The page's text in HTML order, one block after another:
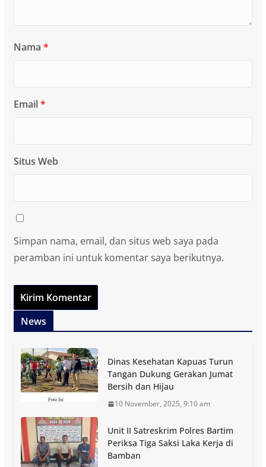
Nama *
Email*
Situs Web
Simpan nama, email, dan situs web saya pada
peramban ini untuk komentar saya berikutnya.
News
Dinas Kesehatan Kapuas Turun
Tangan Dukung Gerakan Jumat
Bersih dan Hijau
10 November, 2025, 9:10 am
Unit II Satreskrim Polres Bartim
Periksa Tiga Saksi Laka Kerja di
Bamban